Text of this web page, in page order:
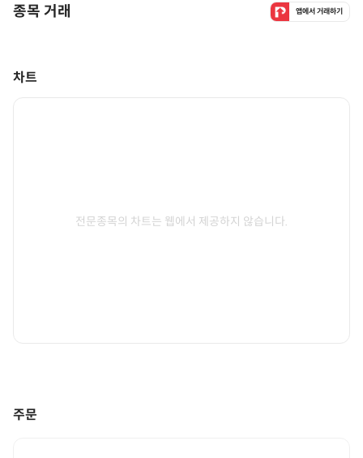
종목 거래 앱에서 거래하기
차트
전문종목의 차트는 웹에서 제공하지 않습니다.
주문